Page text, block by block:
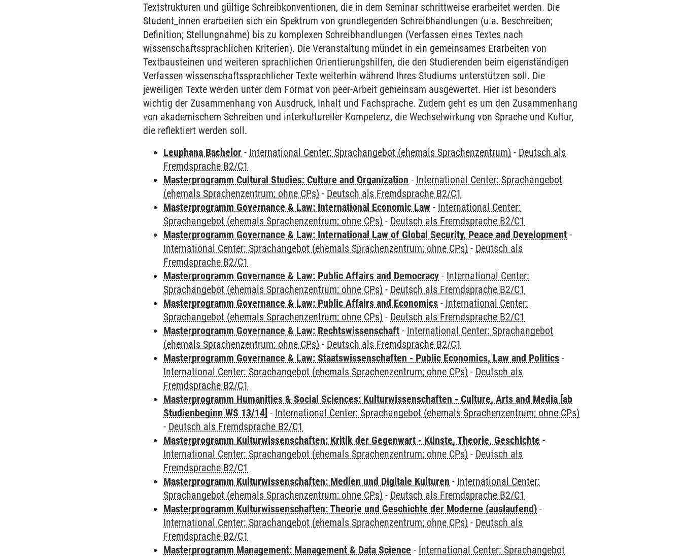
Textstrukturen und gültige Schreibkonventionen, die in dem Seminar schrittweise erarbeitet werden. Die
Student_innen erarbeiten sich ein Spektrum von grundlegenden Schreibhandlungen (u.a. Beschreiben;
Definition; Stellungnahme) bis zu komplexen Schreibhandlungen (Verfassen eines Textes nach
wissenschaftssprachlichen Kriterien). Die Veranstaltung mündet in ein gemeinsames Erarbeiten von
Textbausteinen und weiteren sprachlichen Orientierungshilfen, die den Studierenden beim eigenständigen
Verfassen wissenschaftssprachlicher Texte weiterhin während Ihres Studiums unterstützen soll. Die
jeweiligen Texte werden unter dem Format von peer-Arbeit gemeinsam ausgewertet. Hier ist besonders
wichtig der Zusammenhang von Ausdruck, Inhalt und Fachsprache. Zudem geht es um den Zusammenhang
von akademischem Schreiben und interkultureller Kompetenz, die Wechselwirkung von Sprache und Kultur,
die reflektiert werden soll.
Leuphana Bachelor - International Center: Sprachangebot (ehemals Sprachenzentrum) - Deutsch als
Fremdsprache B2/C1
Masterprogramm Cultural Studies: Culture and Organization - International Center: Sprachangebot
(ehemals Sprachenzentrum; ohne CPs) - Deutsch als Fremdsprache B2/C1
Masterprogramm Governance & Law: International Economic Law - International Center:
Sprachangebot (ehemals Sprachenzentrum; ohne CPs) - Deutsch als Fremdsprache B2/C1
Masterprogramm Governance & Law: International Law of Global Security, Peace and Development -
International Center: Sprachangebot (ehemals Sprachenzentrum; ohne CPs) - Deutsch als
Fremdsprache B2/C1
Masterprogramm Governance & Law: Public Affairs and Democracy - International Center:
Sprachangebot (ehemals Sprachenzentrum; ohne CPs) - Deutsch als Fremdsprache B2/C1
Masterprogramm Governance & Law: Public Affairs and Economics - International Center:
Sprachangebot (ehemals Sprachenzentrum; ohne CPs) - Deutsch als Fremdsprache B2/C1
Masterprogramm Governance & Law: Rechtswissenschaft - International Center: Sprachangebot
(ehemals Sprachenzentrum; ohne CPs) - Deutsch als Fremdsprache B2/C1
Masterprogramm Governance & Law: Staatswissenschaften - Public Economics, Law and Politics -
International Center: Sprachangebot (ehemals Sprachenzentrum; ohne CPs) - Deutsch als
Fremdsprache B2/C1
Masterprogramm Humanities & Social Sciences: Kulturwissenschaften - Culture, Arts and Media [ab
Studienbeginn WS 13/14] - International Center: Sprachangebot (ehemals Sprachenzentrum; ohne CPs)
- Deutsch als Fremdsprache B2/C1
Masterprogramm Kulturwissenschaften: Kritik der Gegenwart - Künste, Theorie, Geschichte -
International Center: Sprachangebot (ehemals Sprachenzentrum; ohne CPs) - Deutsch als
Fremdsprache B2/C1
Masterprogramm Kulturwissenschaften: Medien und Digitale Kulturen - International Center:
Sprachangebot (ehemals Sprachenzentrum; ohne CPs) - Deutsch als Fremdsprache B2/C1
Masterprogramm Kulturwissenschaften: Theorie und Geschichte der Moderne (auslaufend) -
International Center: Sprachangebot (ehemals Sprachenzentrum; ohne CPs) - Deutsch als
Fremdsprache B2/C1
Masterprogramm Management: Management & Data Science - International Center: Sprachangebot